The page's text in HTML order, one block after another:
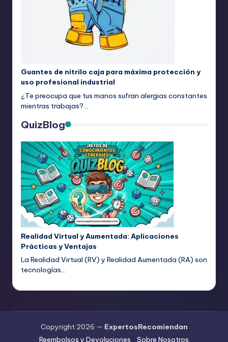
Guantes de nitrilo caja para máxima protección y
uso profesional industrial
¿Te preocupa que tus manos sufran alergias constantes
mientras trabajas?…
QuizBlog
Realidad Virtual y Aumentada: Aplicaciones
Prácticas y Ventajas
La Realidad Virtual (RV) y Realidad Aumentada (RA) son
tecnologías…
Copyright 2026 — ExpertosRecomiendan
Reembolsos y Devoluciones
Sobre Nosotros